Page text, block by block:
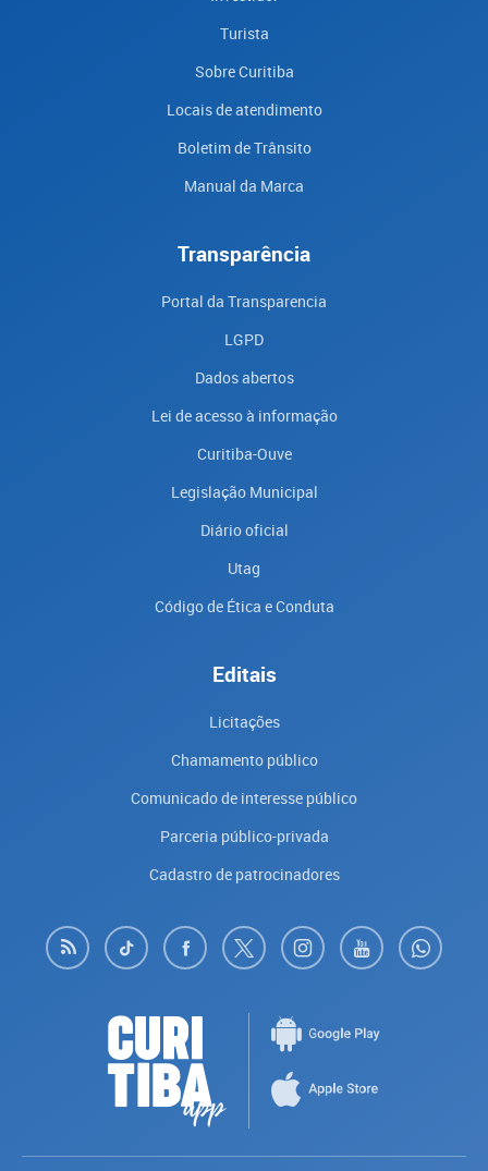
Turista
Sobre Curitiba
Locais de atendimento
Boletim de Trânsito
Manual da Marca
Transparência
Portal da Transparencia
LGPD
Dados abertos
Lei de acesso à informação
Curitiba-Ouve
Legislação Municipal
Diário oficial
Utag
Código de Ética e Conduta
Editais
Licitações
Chamamento público
Comunicado de interesse público
Parceria público-privada
Cadastro de patrocinadores